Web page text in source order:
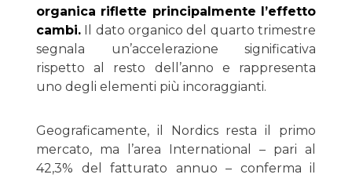
organica riflette principalmente l’effetto
cambi. Il dato organico del quarto trimestre
segnala un’accelerazione significativa
rispetto al resto dell’anno e rappresenta
uno degli elementi più incoraggianti.
Geograficamente, il Nordics resta il primo
mercato, ma l’area International – pari al
42,3% del fatturato annuo – conferma il